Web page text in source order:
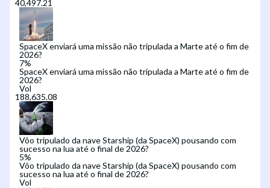
SpaceX enviará uma missão não tripulada a Marte até o fim de
2026?
7%
SpaceX enviará uma missão não tripulada a Marte até o fim de
2026?
Vol
Vôo tripulado da nave Starship (da SpaceX) pousando com
sucesso na lua até o final de 2026?
5%
Vôo tripulado da nave Starship (da SpaceX) pousando com
sucesso na lua até o final de 2026?
Vol